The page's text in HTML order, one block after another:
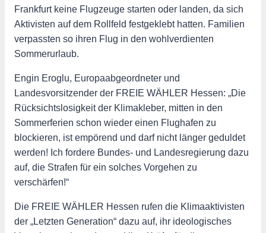
Frankfurt keine Flugzeuge starten oder landen, da sich
Aktivisten auf dem Rollfeld festgeklebt hatten. Familien
verpassten so ihren Flug in den wohlverdienten
Sommerurlaub.
Engin Eroglu, Europaabgeordneter und
Landesvorsitzender der FREIE WÄHLER Hessen: „Die
Rücksichtslosigkeit der Klimakleber, mitten in den
Sommerferien schon wieder einen Flughafen zu
blockieren, ist empörend und darf nicht länger geduldet
werden! Ich fordere Bundes- und Landesregierung dazu
auf, die Strafen für ein solches Vorgehen zu
verschärfen!“
Die FREIE WÄHLER Hessen rufen die Klimaaktivisten
der „Letzten Generation“ dazu auf, ihr ideologisches